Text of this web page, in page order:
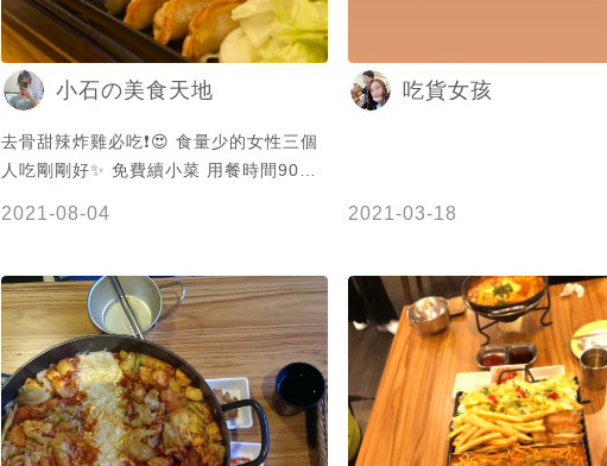
小石の美食天地
去骨甜辣炸雞必吃❗️😍 食量少的女性三個
人吃剛剛好✨ 免費續小菜 用餐時間90分
2021-08-04
吃貨女孩
2021-03-18